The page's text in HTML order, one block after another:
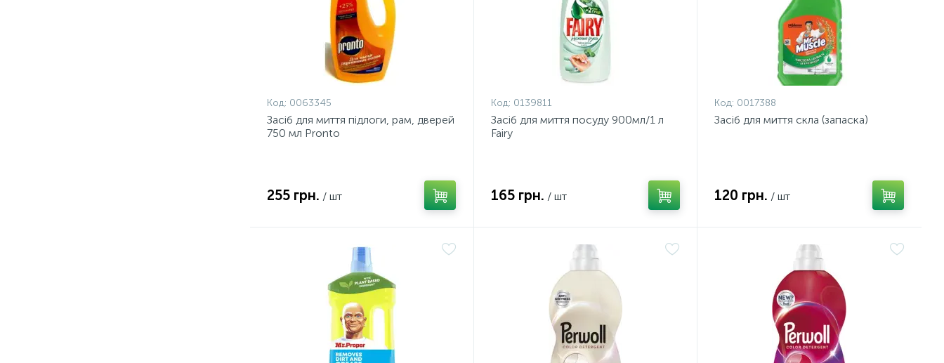
Код: 0063345
Засіб для миття підлоги, рам, дверей
750 мл Pronto
255 грн. / шт
Код: 0139811
Засіб для миття посуду 900мл/1 л
Fairy
165 грн. / шт
Код: 0017388
Засіб для миття скла (запаска)
120 грн. / шт